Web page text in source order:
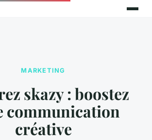
MARKETING
skazy : boostez
communication
créative